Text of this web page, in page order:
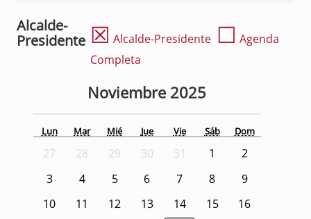
Alcalde-
Presidente ☒ Alcalde-Presidente ☐ Agenda
Completa
Noviembre 2025
Lun Mar Mié Jue Vie Sáb Dom
27 28 29 30 31 1
2
3
4 5 6 7 8
9
10
11 12 13 14 15
16